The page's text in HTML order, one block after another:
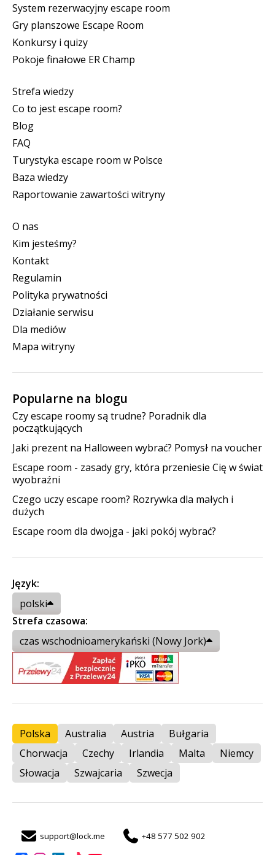
System rezerwacyjny escape room
Gry planszowe Escape Room
Konkursy i quizy
Pokoje finałowe ER Champ
Strefa wiedzy
Co to jest escape room?
Blog
FAQ
Turystyka escape room w Polsce
Baza wiedzy
Raportowanie zawartości witryny
O nas
Kim jesteśmy?
Kontakt
Regulamin
Polityka prywatności
Działanie serwisu
Dla mediów
Mapa witryny
Popularne na blogu
Czy escape roomy są trudne? Poradnik dla
początkujących
Jaki prezent na Halloween wybrać? Pomysł na voucher
Escape room - zasady gry, która przeniesie Cię w świat
wyobraźni
Czego uczy escape room? Rozrywka dla małych i
dużych
Escape room dla dwojga - jaki pokój wybrać?
Język:
polski
Strefa czasowa:
czas wschodnioamerykański (Nowy Jork)
Polska Australia Austria
Bułgaria
Chorwacja
Czechy Irlandia Malta
Niemcy
Słowacja
Szwajcaria Szwecja
support@lock.me +48 577 502 902